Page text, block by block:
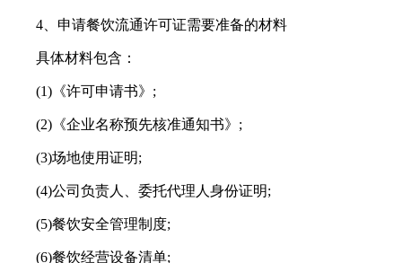
4、申请餐饮流通许可证需要准备的材料
具体材料包含：
(1)《许可申请书》;
(2)《企业名称预先核准通知书》;
(3)场地使用证明;
(4)公司负责人、委托代理人身份证明;
(5)餐饮安全管理制度;
(6)餐饮经营设备清单;